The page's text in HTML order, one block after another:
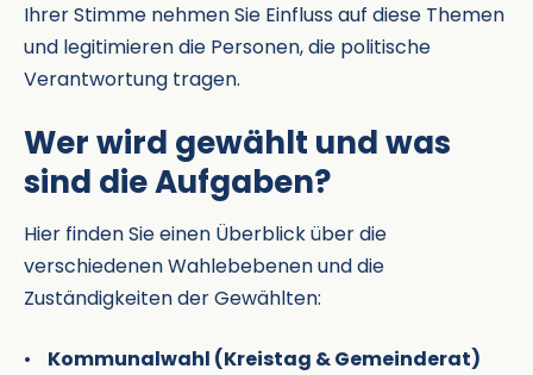
Ihrer Stimme nehmen Sie Einfluss auf diese Themen
und legitimieren die Personen, die politische
Verantwortung tragen.
Wer wird gewählt und was
sind die Aufgaben?
Hier finden Sie einen Überblick über die
verschiedenen Wahlebebenen und die
Zuständigkeiten der Gewählten:
Kommunalwahl (Kreistag & Gemeinderat)